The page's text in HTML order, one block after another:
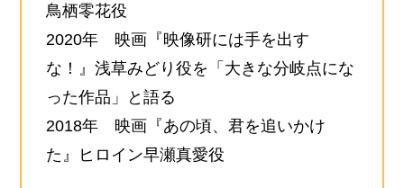
鳥栖零花役
2020年 映画『映像研には手を出す
な！』浅草みどり役を「大きな分岐点にな
った作品」と語る
2018年 映画『あの頃、君を追いかけ
た』ヒロイン早瀬真愛役